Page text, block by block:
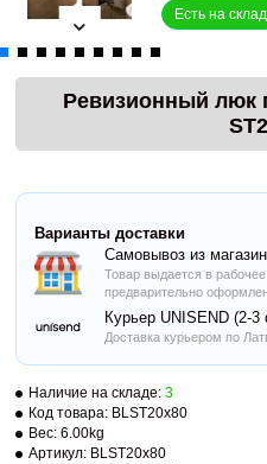
Есть на
Ревизионный люк
Наличие на складе: 3
Код товара: BLST20x80
Вес: 6.00kg
Артикул: BLST20x80
Варианты доставки
Самовывоз из
Товар выдается в
предварительно
Курьер UNISEND (2-
Доставка курьером по